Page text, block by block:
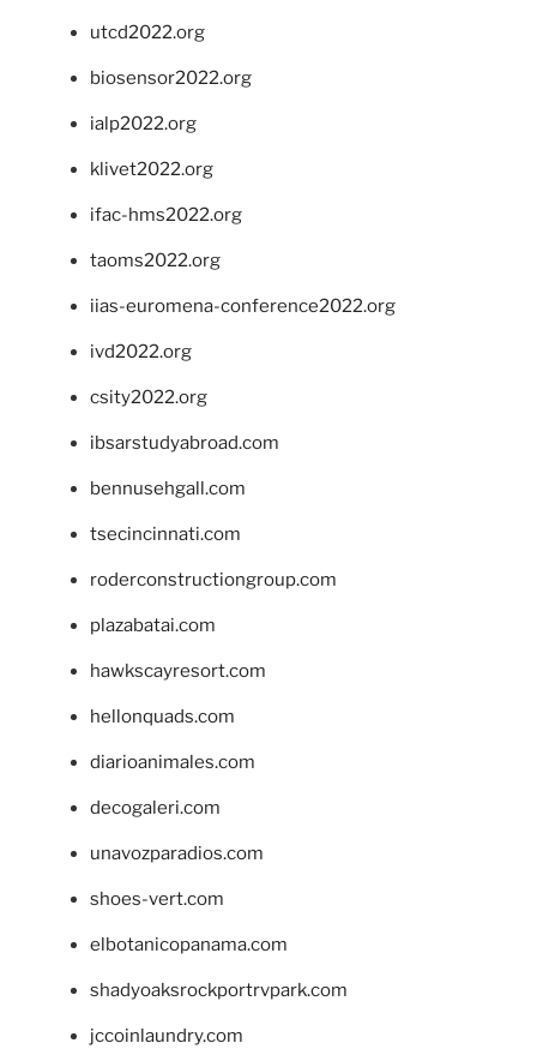
utcd2022.org
biosensor2022.org
ialp2022.org
klivet2022.org
ifac-hms2022.org
taoms2022.org
iias-euromena-conference2022.org
ivd2022.org
csity2022.org
ibsarstudyabroad.com
bennusehgall.com
tsecincinnati.com
roderconstructiongroup.com
plazabatai.com
hawkscayresort.com
hellonquads.com
diarioanimales.com
decogaleri.com
unavozparadios.com
shoes-vert.com
elbotanicopanama.com
shadyoaksrockportrvpark.com
jccoinlaundry.com